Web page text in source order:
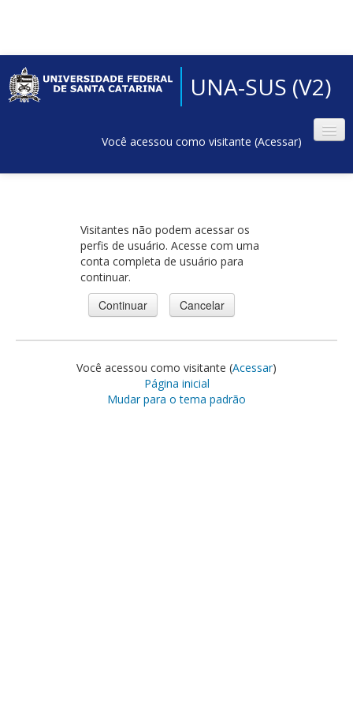
UNA-SUS (V2)
Você acessou como visitante (Acessar)
Visitantes não podem acessar os
perfis de usuário. Acesse com uma
conta completa de usuário para
continuar.
Você acessou como visitante (Acessar)
Página inicial
Mudar para o tema padrão